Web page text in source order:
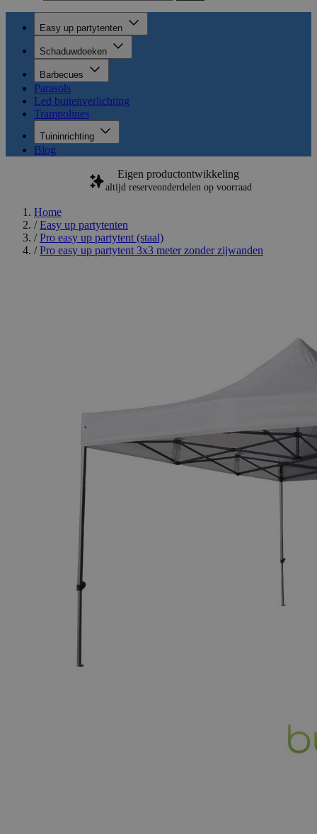
Easy up partytenten
Schaduwdoeken
Barbecues
Parasols
Led buitenverlichting
Trampolines
Tuininrichting
Blog
Eigen productontwikkeling
reserveonderdelen op voorraad
Home
/ Easy up partytenten
/ Pro easy up partytent (staal)
/ Pro easy up partytent 3x3 meter zonder zijwanden